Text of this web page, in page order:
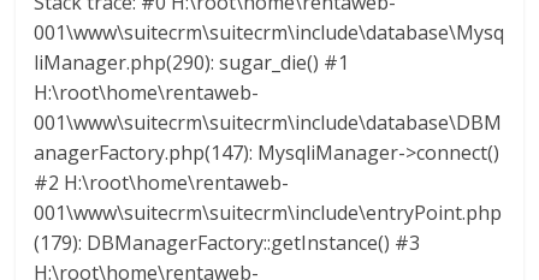
p
o
s
y
001\www\suitecrm\suitecrm\include\database\Mysq
liManager.php(290): sugar_die() #1
H:\root\home\rentaweb-
001\www\suitecrm\suitecrm\include\database\DBM
anagerFactory.php(147): MysqliManager->connect()
#2 H:\root\home\rentaweb-
001\www\suitecrm\suitecrm\include\entryPoint.php
(179): DBManagerFactory::getInstance() #3
H:\root\home\rentaweb-